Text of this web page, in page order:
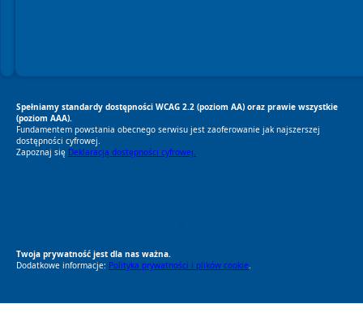
Spełniamy standardy dostępności WCAG 2.2 (poziom AA) oraz prawie wszystkie
(poziom AAA).
Fundamentem powstania obecnego serwisu jest zaoferowanie jak najszerszej
dostępności cyfrowej.
Zapoznaj się Deklaracją dostępności cyfrowej.
Twoja prywatność jest dla nas ważna.
Dodatkowe informacje: Polityka prywatności i plików cookie